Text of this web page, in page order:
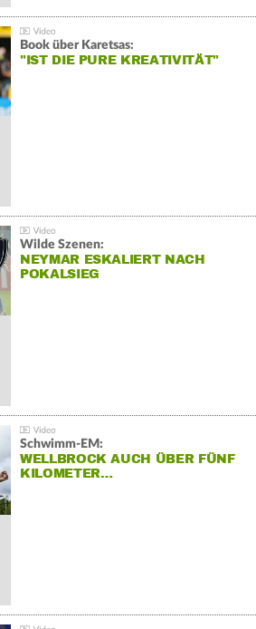
Book über Karetsas:
"IST DIE PURE KREATIVITÄT"
Wilde Szenen:
NEYMAR ESKALIERT NACH
POKALSIEG
Schwimm-EM:
WELLBROCK AUCH ÜBER FÜNF
KILOMETER…